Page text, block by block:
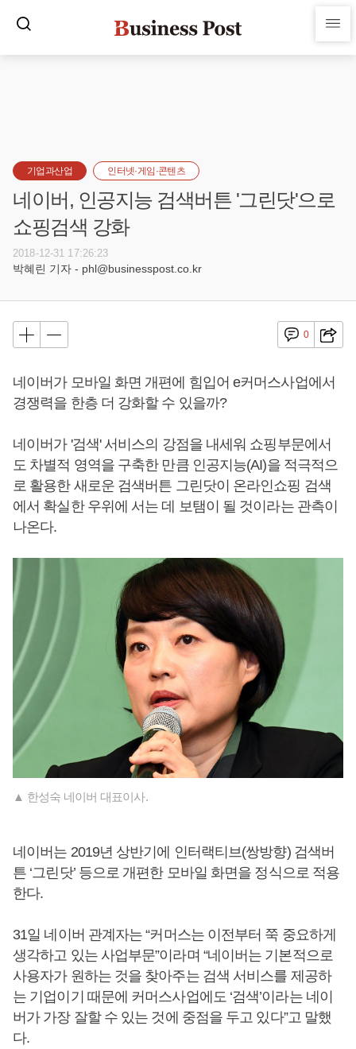
기업과산업 인터넷·게임·콘텐츠
네이버, 인공지능 검색버튼 '그린닷'으로
쇼핑검색 강화
2018-12-31 17:26:23
박혜린 기자 - phl@businesspost.co.kr
0
네이버가 모바일 화면 개편에 힘입어 e커머스사업에서
경쟁력을 한층 더 강화할 수 있을까?
네이버가 '검색' 서비스의 강점을 내세워 쇼핑부문에서
도 차별적 영역을 구축한 만큼 인공지능(AI)을 적극적으
로 활용한 새로운 검색버튼 그린닷이 온라인쇼핑 검색
에서 확실한 우위에 서는 데 보탬이 될 것이라는 관측이
나온다.
▲ 한성숙 네이버 대표이사.
네이버는 2019년 상반기에 인터랙티브(쌍방향) 검색버
튼 ‘그린닷’ 등으로 개편한 모바일 화면을 정식으로 적용
한다.
31일 네이버 관계자는 “커머스는 이전부터 쭉 중요하게
생각하고 있는 사업부문”이라며 “네이버는 기본적으로
사용자가 원하는 것을 찾아주는 검색 서비스를 제공하
는 기업이기 때문에 커머스사업에도 ‘검색’이라는 네이
버가 가장 잘할 수 있는 것에 중점을 두고 있다”고 말했
다.